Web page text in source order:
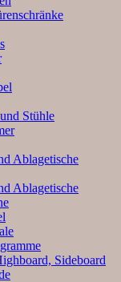
Stühle
Ablagetische
Ablagetische
Sideboard